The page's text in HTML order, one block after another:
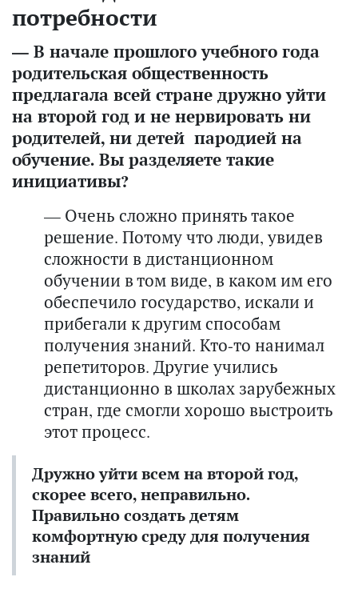
потребности
— В начале прошлого учебного года
родительская общественность
предлагала всей стране дружно уйти
на второй год и не нервировать ни
родителей, ни детей пародией на
обучение. Вы разделяете такие
инициативы?
— Очень сложно принять такое
решение. Потому что люди, увидев
сложности в дистанционном
обучении в том виде, в каком им его
обеспечило государство, искали и
прибегали к другим способам
получения знаний. Кто-то нанимал
репетиторов. Другие учились
дистанционно в школах зарубежных
стран, где смогли хорошо выстроить
этот процесс.
Дружно уйти всем на второй год,
скорее всего, неправильно.
Правильно создать детям
комфортную среду для получения
знаний